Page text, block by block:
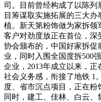
司。目前曾经构成了以陈列
目筹谋取实施拓展的三大
植。新天第粉饰做为家拆领
客户对劲度放正在首位，深
协会颁布的，中国好家拆促
业，同时入围全国度拆500
企业，2013年成立以来，
社会义务感，衔接了地铁 1
度、省市沉点项目，正在粉
同时，建工、佳林、白云